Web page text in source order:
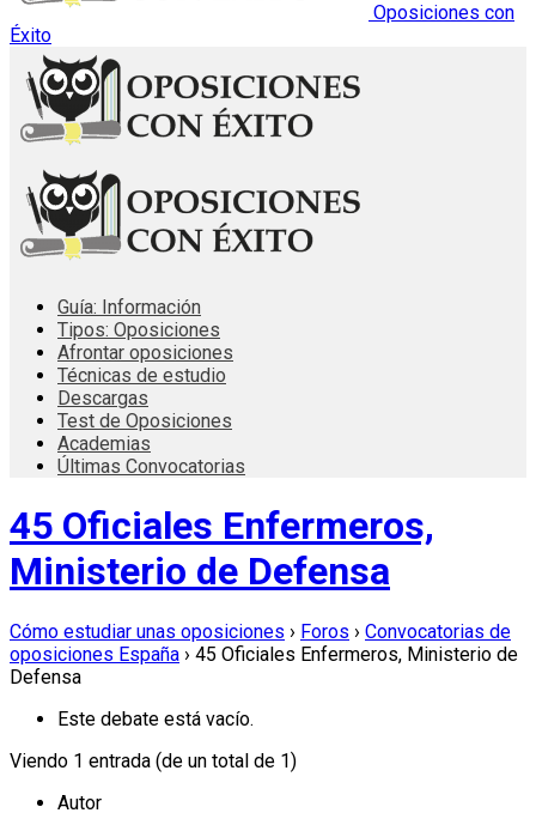
Oposiciones con
Éxito
Guía: Información
Tipos: Oposiciones
Afrontar oposiciones
Técnicas de estudio
Descargas
Test de Oposiciones
Academias
Últimas Convocatorias
45 Oficiales Enfermeros,
Ministerio de Defensa
Cómo estudiar unas oposiciones › Foros › Convocatorias de
oposiciones España › 45 Oficiales Enfermeros, Ministerio de
Defensa
Este debate está vacío.
Viendo 1 entrada (de un total de 1)
Autor